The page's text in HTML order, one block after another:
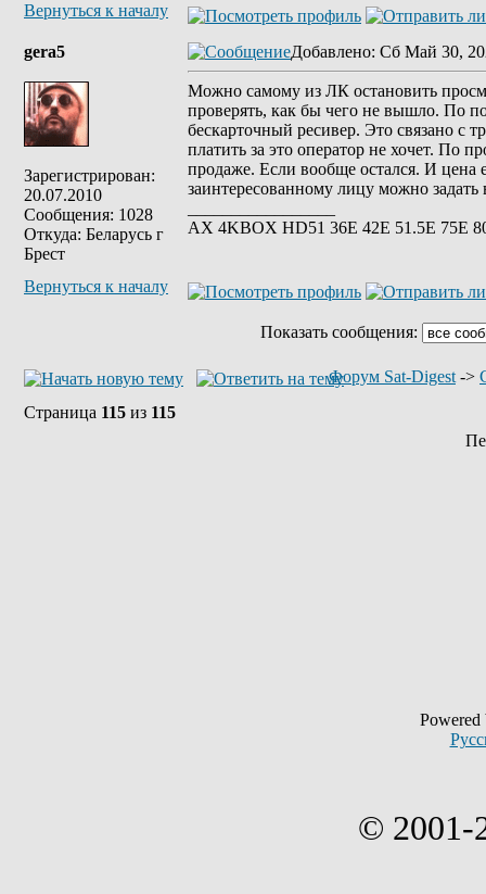
Вернуться к началу
gera5
Зарегистрирован:
20.07.2010
Сообщения: 1028
Откуда: Беларусь г
Брест
Добавлено: Сб Май 30,
Можно самому из ЛК остановить
проверять, как бы чего не вышло. По
бескарточный ресивер. Это связано с
платить за это оператор не хочет. По
продаже. Если вообще остался. И цена
заинтересованному лицу можно
АХ 4KBOX HD51 36E 42Е 51.5Е 75Е
Вернуться к началу
Показать сообщения:
Форум Sat-Digest ->
Страница 115 из 115
© 2001-